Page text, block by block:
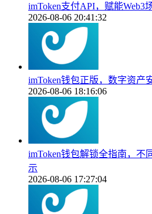
imToken支付API，赋能Web3
2026-08-06 20:41:32
imToken钱包正版，数字资产
2026-08-06 18:16:06
imToken钱包解锁全指南，不
示
2026-08-06 17:27:04